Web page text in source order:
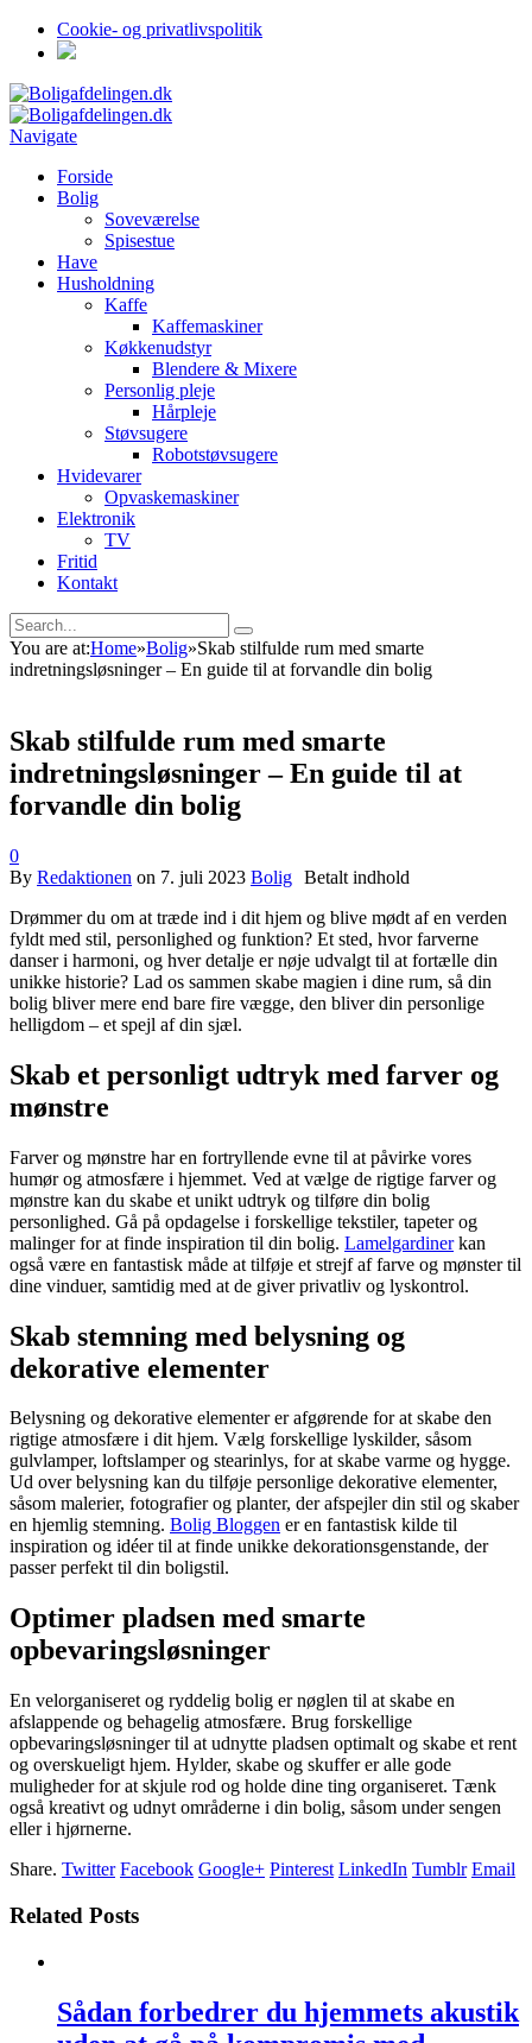
Cookie- og privatlivspolitik
Navigate
Forside
Bolig
Soveværelse
Spisestue
Have
Husholdning
Kaffe
Kaffemaskiner
Køkkenudstyr
Blendere & Mixere
Personlig pleje
Hårpleje
Støvsugere
Robotstøvsugere
Hvidevarer
Opvaskemaskiner
Elektronik
TV
Fritid
Kontakt
You are at:Home»Bolig»Skab stilfulde rum med smarte
indretningsløsninger – En guide til at forvandle din bolig
Skab stilfulde rum med smarte
indretningsløsninger – En guide til at
forvandle din bolig
0
By Redaktionen on 7. juli 2023 Bolig
Drømmer du om at træde ind i dit hjem og blive mødt af en verden
fyldt med stil, personlighed og funktion? Et sted, hvor farverne
danser i harmoni, og hver detalje er nøje udvalgt til at fortælle din
unikke historie? Lad os sammen skabe magien i dine rum, så din
bolig bliver mere end bare fire vægge, den bliver din personlige
helligdom – et spejl af din sjæl.
Skab et personligt udtryk med farver og
mønstre
Farver og mønstre har en fortryllende evne til at påvirke vores
humør og atmosfære i hjemmet. Ved at vælge de rigtige farver og
mønstre kan du skabe et unikt udtryk og tilføre din bolig
personlighed. Gå på opdagelse i forskellige tekstiler, tapeter og
malinger for at finde inspiration til din bolig. Lamelgardinerkan
også være en fantastisk måde at tilføje et strejf af farve og mønster til
dine vinduer, samtidig med at de giver privatliv og lyskontrol.
Skab stemning med belysning og
dekorative elementer
Belysning og dekorative elementer er afgørende for at skabe den
rigtige atmosfære i dit hjem. Vælg forskellige lyskilder, såsom
gulvlamper, loftslamper og stearinlys, for at skabe varme og hygge.
Ud over belysning kan du tilføje personlige dekorative elementer,
såsom malerier, fotografier og planter, der afspejler din stil og skaber
en hjemlig stemning. Bolig Bloggen er en fantastisk kilde til
inspiration og idéer til at finde unikke dekorationsgenstande, der
passer perfekt til din boligstil.
Optimer pladsen med smarte
opbevaringsløsninger
En velorganiseret og ryddelig bolig er nøglen til at skabe en
afslappende og behagelig atmosfære. Brug forskellige
opbevaringsløsninger til at udnytte pladsen optimalt og skabe et rent
og overskueligt hjem. Hylder, skabe og skuffer er alle gode
muligheder for at skjule rod og holde dine ting organiseret. Tænk
også kreativt og udnyt områderne i din bolig, såsom under sengen
eller i hjørnerne.
Share. Twitter Facebook Google+ Pinterest LinkedIn Tumblr Email
Related Posts
Sådan forbedrer du hjemmets akustik